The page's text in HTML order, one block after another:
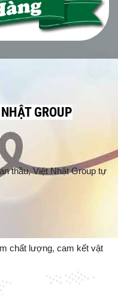
GROUP
thầu, Việt Nhật Group tự
chất lượng, cam kết vật